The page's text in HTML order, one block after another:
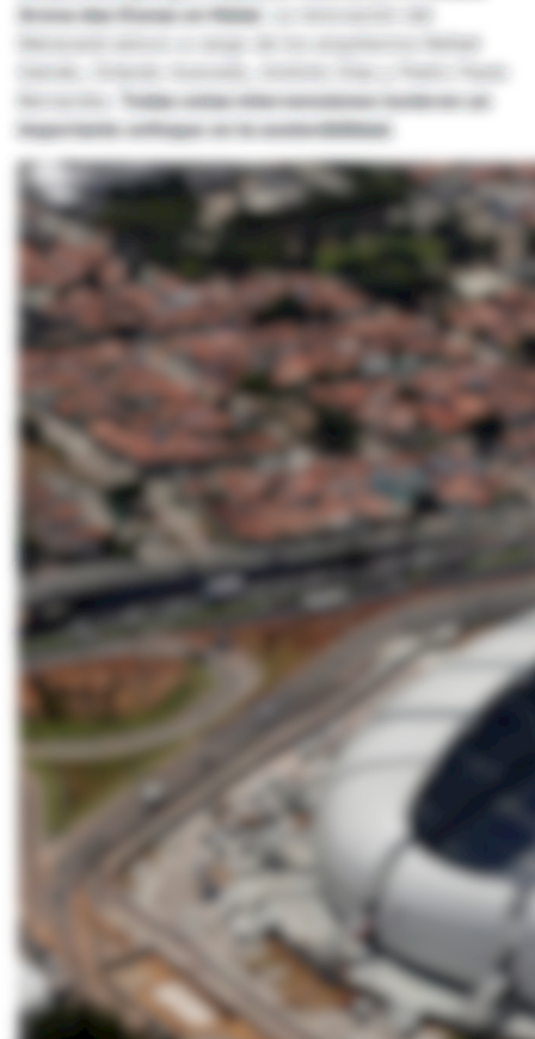
Arena das Dunas en Natal.
La renovación del
Maracaná estuvo a cargo de los arquitectos Rafael
Galvão, Orlando Azevedo, Antônio Días y Pedro Paulo
Bernardes.
Todas estas intervenciones tuvieron un
importante enfoque en la sostenibilidad.